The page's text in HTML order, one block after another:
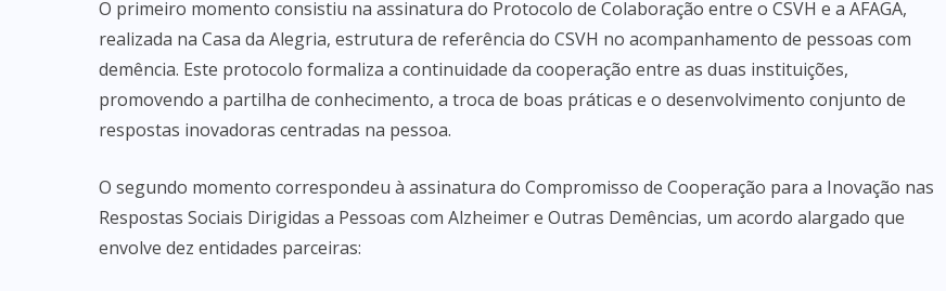
O primeiro momento consistiu na assinatura do Protocolo de Colaboração entre o CSVH e a AFAGA,
realizada na Casa da Alegria, estrutura de referência do CSVH no acompanhamento de pessoas com
demência. Este protocolo formaliza a continuidade da cooperação entre as duas instituições,
promovendo a partilha de conhecimento, a troca de boas práticas e o desenvolvimento conjunto de
respostas inovadoras centradas na pessoa.
O segundo momento correspondeu à assinatura do Compromisso de Cooperação para a Inovação nas
Respostas Sociais Dirigidas a Pessoas com Alzheimer e Outras Demências, um acordo alargado que
envolve dez entidades parceiras: